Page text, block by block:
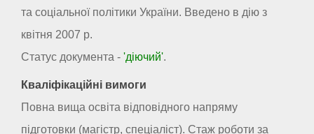
та соціальної політики України. Введено в дію з
квітня 2007 р.
Статус документа - 'діючий'.
Кваліфікаційні вимоги
Повна вища освіта відповідного напряму
підготовки (магістр, спеціаліст). Стаж роботи за